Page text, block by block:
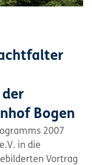
Bogen
2007
in die
Vortrag